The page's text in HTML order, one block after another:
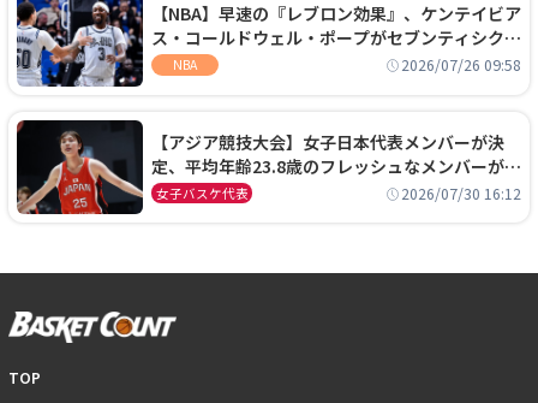
【NBA】早速の『レブロン効果』、ケンテイビア
ス・コールドウェル・ポープがセブンティシクサ
ーズに1年契約で加入
NBA 2026/07/26 09:58
【アジア競技大会】女子日本代表メンバーが決
定、平均年齢23.8歳のフレッシュなメンバーが日
本開催の大舞台で頂点を狙う
女子バスケ代表 2026/07/30 16:12
TOP